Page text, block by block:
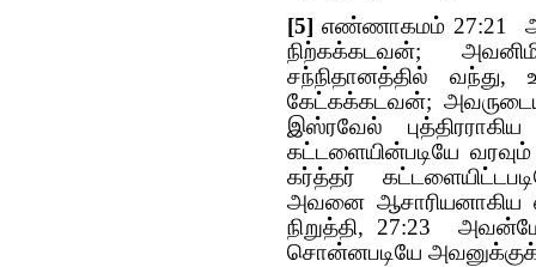
[5] எண்ணாகமம் 27:21
நிற்கக்கடவன்;
சந்நிதானத்தில்
கேட்கக்கடவன்;
இஸ்ரவேல்
கட்டளையின்படியே
கர்த்தர்
அவனை ஆசாரியனாகிய
நிறுத்தி, 27:23
சொன்னபடியே